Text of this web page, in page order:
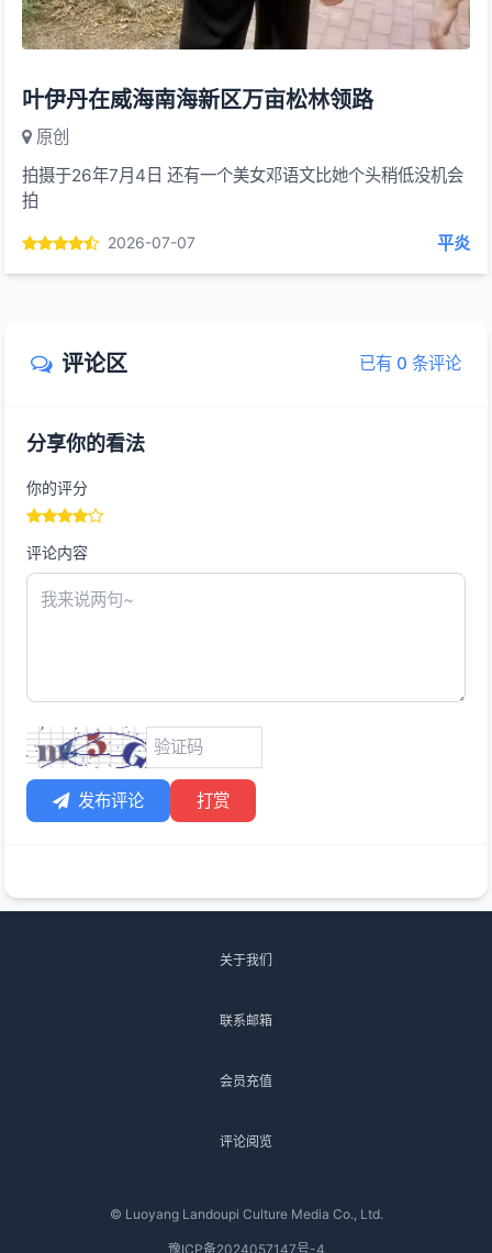
叶伊丹在威海南海新区万亩松林领路
原创
拍摄于26年7月4日 还有一个美女邓语文比她个头稍低没机会
拍
2026-07-07 平炎
评论区 已有 0 条评论
分享你的看法
你的评分
评论内容
发布评论 打赏
关于我们
联系邮箱
会员充值
评论阅览
© Luoyang Landoupi Culture Media Co., Ltd.
豫ICP备2024057147号-4